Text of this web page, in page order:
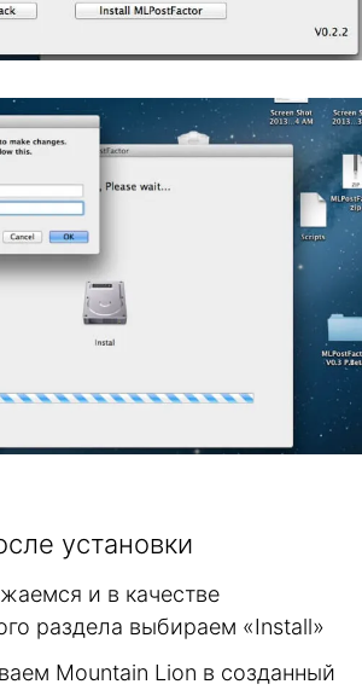
установки
и в качестве
раздела выбираем «Install»
Mountain Lion в созданный